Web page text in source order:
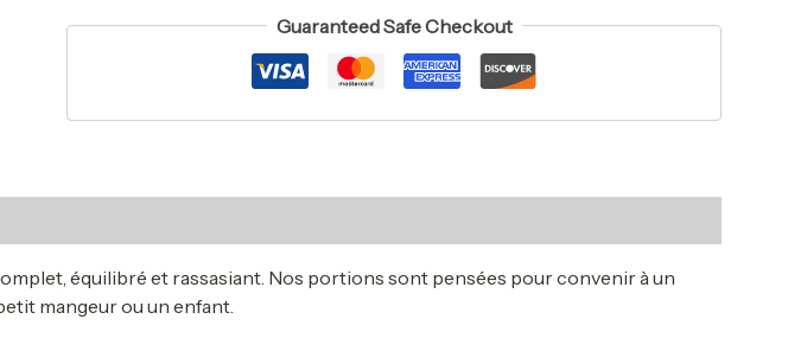
Guaranteed Safe Checkout
équilibré et rassasiant. Nos portions sont pensées pour convenir à un
mangeur ou un enfant.